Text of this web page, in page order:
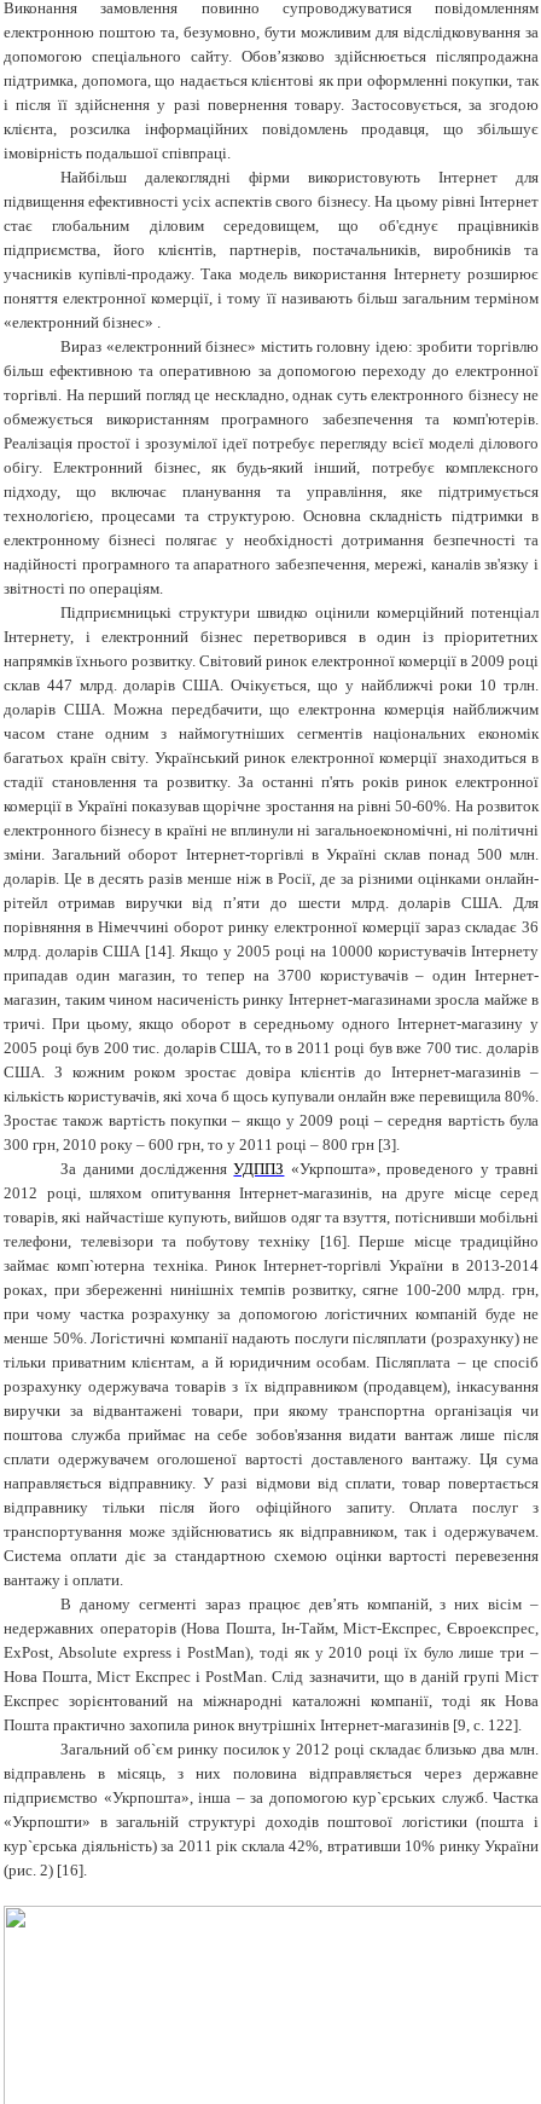
Виконання замовлення повинно супроводжуватися повідомленням
електронною поштою та, безумовно, бути можливим для відслідковування за
допомогою спеціального сайту. Обов’язково здійснюється післяпродажна
підтримка, допомога, що надається клієнтові як при оформленні покупки, так
і після її здійснення у разі повернення товару. Застосовується, за згодою
клієнта, розсилка інформаційних повідомлень продавця, що збільшує
імовірність подальшої співпраці.
Найбільш далекоглядні фірми використовують Інтернет для
підвищення ефективності усіх аспектів свого бізнесу. На цьому рівні Інтернет
стає глобальним діловим середовищем, що об'єднує працівників
підприємства, його клієнтів, партнерів, постачальників, виробників та
учасників купівлі-продажу. Така модель використання Інтернету розширює
поняття електронної комерції, і тому її називають більш загальним терміном
«електронний бізнес» .
Вираз «електронний бізнес» містить головну ідею: зробити торгівлю
більш ефективною та оперативною за допомогою переходу до електронної
торгівлі. На перший погляд це нескладно, однак суть електронного бізнесу не
обмежується використанням програмного забезпечення та комп'ютерів.
Реалізація простої і зрозумілої ідеї потребує перегляду всієї моделі ділового
обігу. Електронний бізнес, як будь-який інший, потребує комплексного
підходу, що включає планування та управління, яке підтримується
технологією, процесами та структурою. Основна складність підтримки в
електронному бізнесі полягає у необхідності дотримання безпечності та
надійності програмного та апаратного забезпечення, мережі, каналів зв'язку і
звітності по операціям.
Підприємницькі структури швидко оцінили комерційний потенціал
Інтернету, і електронний бізнес перетворився в один із пріоритетних
напрямків їхнього розвитку. Світовий ринок електронної комерції в 2009 році
склав 447 млрд. доларів США. Очікується, що у найближчі роки 10 трлн.
доларів США. Можна передбачити, що електронна комерція найближчим
часом стане одним з наймогутніших сегментів національних економік
багатьох країн світу. Український ринок електронної комерції знаходиться в
стадії становлення та розвитку. За останні п'ять років ринок електронної
комерції в Україні показував щорічне зростання на рівні 50-60%. На розвиток
електронного бізнесу в країні не вплинули ні загальноекономічні, ні політичні
зміни. Загальний оборот Інтернет-торгівлі в Україні склав понад 500 млн.
доларів. Це в десять разів менше ніж в Росії, де за різними оцінками онлайн-
рітейл отримав виручки від п’яти до шести млрд. доларів США. Для
порівняння в Німеччині оборот ринку електронної комерції зараз складає 36
млрд. доларів США [14]. Якщо у 2005 році на 10000 користувачів Інтернету
припадав один магазин, то тепер на 3700 користувачів – один Інтернет-
магазин, таким чином насиченість ринку Інтернет-магазинами зросла майже в
тричі. При цьому, якщооборот в середньому одного Інтернет-магазину у
2005 році був 200 тис. доларів США, то в 2011 році був вже 700 тис. доларів
США. З кожним роком зростає довіра клієнтів до Інтернет-магазинів –
кількість користувачів, які хоча б щось купували онлайн вже перевищила 80%.
Зростає також вартість покупки – якщо у 2009 році – середня вартість була
300 грн, 2010 року – 600 грн, то у 2011 році – 800 грн [3].
За даними дослідженняУДППЗ «Укрпошта», проведеного у травні
2012 році,шляхом опитування Інтернет-магазинів, на друге місце серед
товарів, які найчастіше купують, вийшов одяг та взуття, потіснивши мобільні
телефони, телевізори та побутову техніку [16]. Перше місце традиційно
займає комп`ютерна техніка. Ринок Інтернет-торгівлі України в 2013-2014
роках, при збереженні нинішніх темпів розвитку, сягне 100-200 млрд. грн,
при чому частка розрахунку за допомогою логістичних компаній буде не
менше 50%. Логістичні компанії надають послуги післяплати (розрахунку) не
тільки приватним клієнтам, а й юридичним особам. Післяплата – це спосіб
розрахунку одержувача товарів з їх відправником (продавцем), інкасування
виручки за відвантажені товари, при якому транспортна організація чи
поштова служба приймає на себе зобов'язання видати вантаж лише після
сплати одержувачем оголошеної вартості доставленого вантажу. Ця сума
направляється відправнику. У разі відмови від сплати, товар повертається
відправнику тільки після його офіційного запиту. Оплата послуг з
транспортування може здійснюватись як відправником, так і одержувачем.
Система оплати діє за стандартною схемою оцінки вартості перевезення
вантажу і оплати.
В даному сегменті зараз працює дев’ять компаній, з них вісім –
недержавних операторів (Нова Пошта, Ін-Тайм, Міст-Експрес, Євроекспрес,
ExPost, Absolute express і PostMan), тоді як у 2010 році їх було лише три –
Нова Пошта, Міст Експрес і PostMan. Слід зазначити, що в даній групі Міст
Експрес зорієнтований на міжнародні каталожні компанії, тоді як Нова
Пошта практично захопила ринок внутрішніх Інтернет-магазинів [9, с. 122].
Загальний об`єм ринку посилок у 2012 році складає близько два млн.
відправлень в місяць, з них половина відправляється через державне
підприємство «Укрпошта», інша – за допомогою кур`єрських служб. Частка
«Укрпошти» в загальній структурі доходів поштової логістики (пошта і
кур`єрська діяльність) за 2011 рік склала 42%, втративши 10% ринку України
(рис. 2) [16].